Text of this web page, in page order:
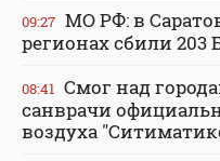
09:27 МО РФ: в
регионах сбили 203
08:41 Смог над
санврачи
воздуха